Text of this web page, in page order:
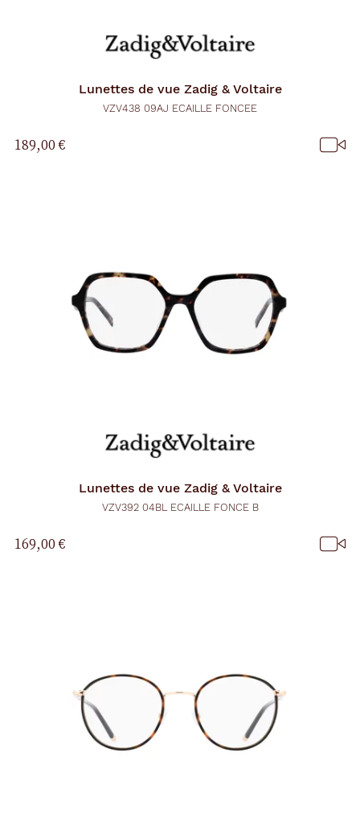
Lunettes de vue Zadig & Voltaire
VZV438 09AJ ECAILLE FONCEE
189,00 €
Lunettes de vue Zadig & Voltaire
VZV392 04BL ECAILLE FONCE B
169,00 €